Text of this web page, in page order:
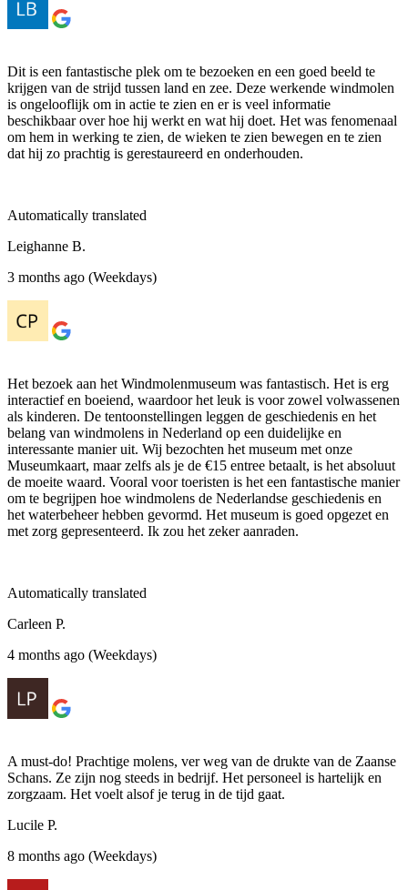
Dit is een fantastische plek om te bezoeken en een goed beeld te
krijgen van de strijd tussen land en zee. Deze werkende windmolen
is ongelooflijk om in actie te zien en er is veel informatie
beschikbaar over hoe hij werkt en wat hij doet. Het was fenomenaal
om hem in werking te zien, de wieken te zien bewegen en te zien
dat hij zo prachtig is gerestaureerd en onderhouden.
Automatically translated
Leighanne B.
3 months ago (Weekdays)
Het bezoek aan het Windmolenmuseum was fantastisch. Het is erg
interactief en boeiend, waardoor het leuk is voor zowel volwassenen
als kinderen. De tentoonstellingen leggen de geschiedenis en het
belang van windmolens in Nederland op een duidelijke en
interessante manier uit. Wij bezochten het museum met onze
Museumkaart, maar zelfs als je de €15 entree betaalt, is het absoluut
de moeite waard. Vooral voor toeristen is het een fantastische manier
om te begrijpen hoe windmolens de Nederlandse geschiedenis en
het waterbeheer hebben gevormd. Het museum is goed opgezet en
met zorg gepresenteerd. Ik zou het zeker aanraden.
Automatically translated
Carleen P.
4 months ago (Weekdays)
A must-do! Prachtige molens, ver weg van de drukte van de Zaanse
Schans. Ze zijn nog steeds in bedrijf. Het personeel is hartelijk en
zorgzaam. Het voelt alsof je terug in de tijd gaat.
Lucile P.
8 months ago (Weekdays)